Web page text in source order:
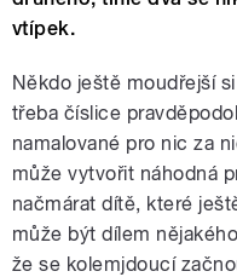
vtípek.
Někdo ještě moudřejší
třeba číslice
namalované pro nic za
může vytvořit náhodná
načmárat dítě, které
může být dílem
že se kolemjdoucí